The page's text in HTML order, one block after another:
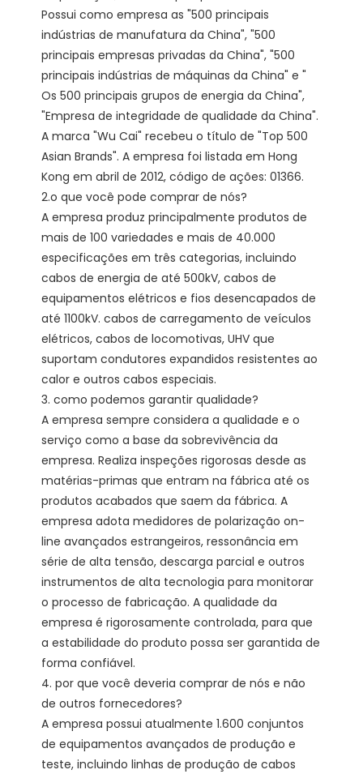
Possui como empresa as "500 principais
indústrias de manufatura da China", "500
principais empresas privadas da China", "500
principais indústrias de máquinas da China" e "
Os 500 principais grupos de energia da China",
"Empresa de integridade de qualidade da China".
A marca "Wu Cai" recebeu o título de "Top 500
Asian Brands". A empresa foi listada em Hong
Kong em abril de 2012, código de ações: 01366.
2.o que você pode comprar de nós?
A empresa produz principalmente produtos de
mais de 100 variedades e mais de 40.000
especificações em três categorias, incluindo
cabos de energia de até 500kV, cabos de
equipamentos elétricos e fios desencapados de
até 1100kV. cabos de carregamento de veículos
elétricos, cabos de locomotivas, UHV que
suportam condutores expandidos resistentes ao
calor e outros cabos especiais.
3. como podemos garantir qualidade?
A empresa sempre considera a qualidade e o
serviço como a base da sobrevivência da
empresa. Realiza inspeções rigorosas desde as
matérias-primas que entram na fábrica até os
produtos acabados que saem da fábrica. A
empresa adota medidores de polarização on-
line avançados estrangeiros, ressonância em
série de alta tensão, descarga parcial e outros
instrumentos de alta tecnologia para monitorar
o processo de fabricação. A qualidade da
empresa é rigorosamente controlada, para que
a estabilidade do produto possa ser garantida de
forma confiável.
4. por que você deveria comprar de nós e não
de outros fornecedores?
A empresa possui atualmente 1.600 conjuntos
de equipamentos avançados de produção e
teste, incluindo linhas de produção de cabos